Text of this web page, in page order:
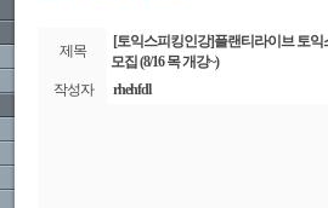
제목
[토익스피킹인강]플랜티라이브 토익
모집 (8/16 목 개강~)
작성자
rhehfdl